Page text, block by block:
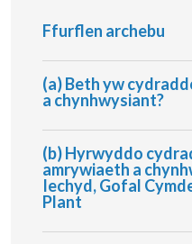
Ffurflen archebu
(a) Beth yw
a chynhwysiant?
(b) Hyrwyddo
amrywiaeth a
Iechyd, Gofal
Plant